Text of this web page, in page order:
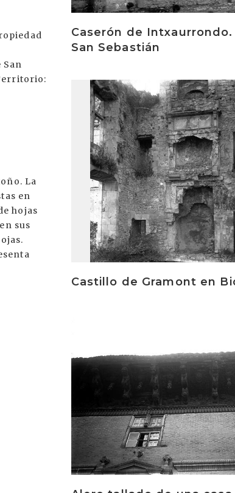
La
en
hojas
sus
Caserón de
San Sebastián
Castillo de Gramont en
Irakurri